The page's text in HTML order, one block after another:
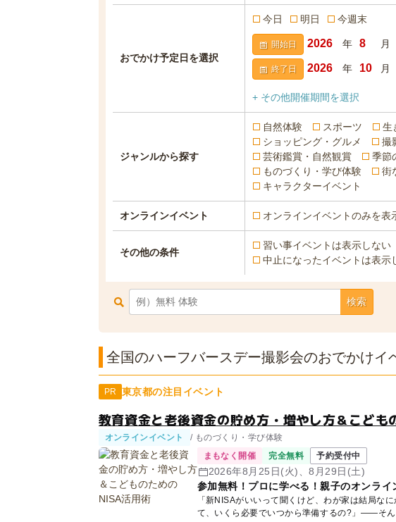
おでかけ予定日を選択
今日 明日 今週末
開始日 年 月
終了日 年 月
+ その他開催期間を選択
ジャンルから探す
自然体験 スポーツ
生
ショッピング・グルメ
撮
芸術鑑賞・自然観賞
季節
ものづくり・学び体験
街
キャラクターイベント
オンラインイベント オンラインイベントのみを表
その他の条件
習い事イベントは表示しない
中止になったイベントは表示
検索
全国のハーフバースデー撮影会のおでかけイ
PR 東京都の注目イベント
教育資金と老後資金の貯め方・増やし方＆こども
オンラインイベント / ものづくり・学び体験
まもなく開催 完全無料 予約受付中
2026年8月25日(火)、8月29日(土)
参加無料！プロに学べる！親子のオンライ
「新NISAがいいって聞くけど、わが家は結局な
て、いくら必要でいつから準備するの?」——そ